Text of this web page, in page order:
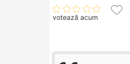
votează acum